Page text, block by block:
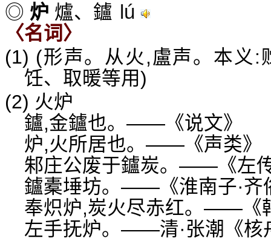
◎ 炉 爐、鑪 lú
〈名词〉
(1) (形声。从火,盧声。本义:
饪、取暖等用)
(2) 火炉
鑪,金鑪也。——《说文》
炉,火所居也。——《声类》
邾庄公废于鑪炭。——《左
鑪橐埵坊。——《淮南子·齐
奉炽炉,炭火尽赤红。——《
左手抚炉。——清·张潮《核